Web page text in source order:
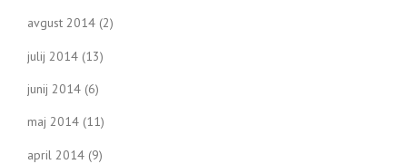
avgust 2014 (2)
julij 2014 (13)
junij 2014 (6)
maj 2014 (11)
april 2014 (9)